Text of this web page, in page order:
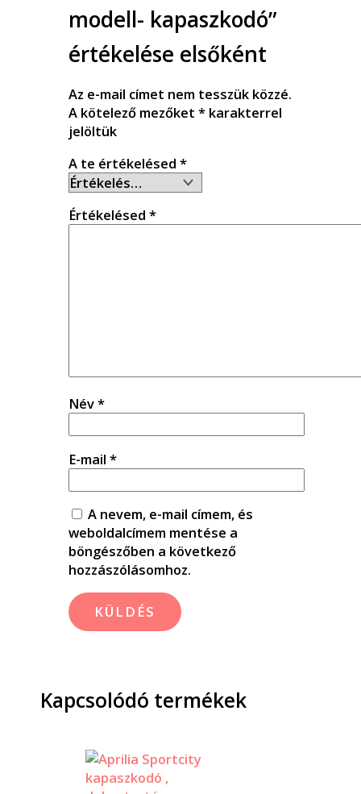
modell- kapaszkodó”
értékelése elsőként
Az e-mail címet nem tesszük közzé.
A kötelező mezőket *karakterrel
jelöltük
A te értékelésed *
Értékelésed *
Név*
E-mail *
A nevem, e-mail címem, és
weboldalcímem mentése a
böngészőben a következő
hozzászólásomhoz.
Kapcsolódó termékek